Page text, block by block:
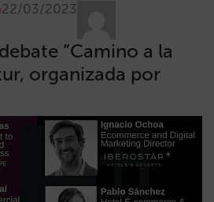
22/03/2023
“Camino a la
organizada por